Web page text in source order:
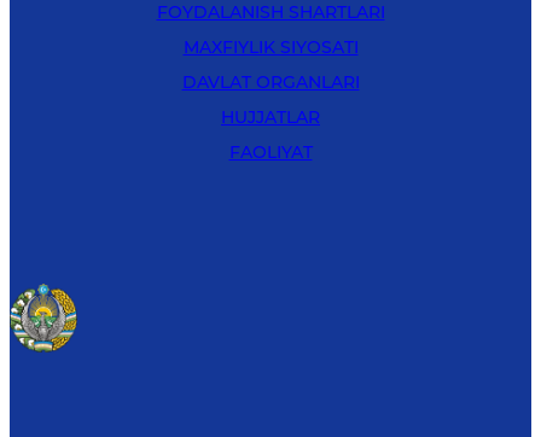
FOYDALANISH SHARTLARI
MAXFIYLIK SIYOSATI
DAVLAT ORGANLARI
HUJJATLAR
FAOLIYAT